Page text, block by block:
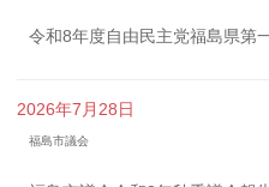
令和8年度自由民主党福島県第
2026年7月28日
福島市議会